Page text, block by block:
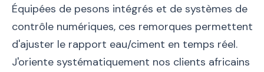
Équipées de pesons intégrés et de systèmes de
contrôle numériques, ces remorques permettent
d'ajuster le rapport eau/ciment en temps réel.
J'oriente systématiquement nos clients africains